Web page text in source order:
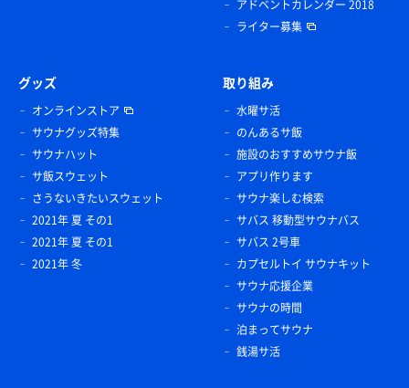
アドベントカレンダー 2018
ライター募集
グッズ
オンラインストア
サウナグッズ特集
サウナハット
サ飯スウェット
さうないきたいスウェット
2021年 夏 その1
2021年 夏 その1
2021年 冬
取り組み
水曜サ活
のんあるサ飯
施設のおすすめサウナ飯
アプリ作ります
サウナ楽しむ検索
サバス 移動型サウナバス
サバス 2号車
カプセルトイ サウナキット
サウナ応援企業
サウナの時間
泊まってサウナ
銭湯サ活